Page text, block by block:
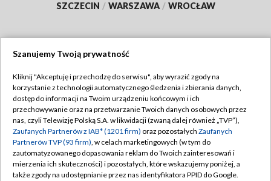
SZCZECIN / WARSZAWA / WROCŁAW
TVP
Abonament TVP
Emisja w TVP
Centrum informacji TVP
Naziemna Telewizja Cyfrowa
Regulamin TVP
Polityka prywatności
Moje zgody
Pomoc
Szanujemy Twoją prywatność
Kliknij "Akceptuję i przechodzę do serwisu", aby wyrazić zgody na
korzystanie z technologii automatycznego śledzenia i zbierania danych,
dostęp do informacji na Twoim urządzeniu końcowym i ich
przechowywanie oraz na przetwarzanie Twoich danych osobowych przez
nas, czyli Telewizję Polską S.A. w likwidacji (zwaną dalej również „TVP”),
Zaufanych Partnerów z IAB* (1201 firm) oraz pozostałych Zaufanych
Partnerów TVP (93 firm), w celach marketingowych (w tym do
zautomatyzowanego dopasowania reklam do Twoich zainteresowań i
mierzenia ich skuteczności) i pozostałych, które wskazujemy poniżej, a
także zgody na udostępnianie przez nas identyfikatora PPID do Google.